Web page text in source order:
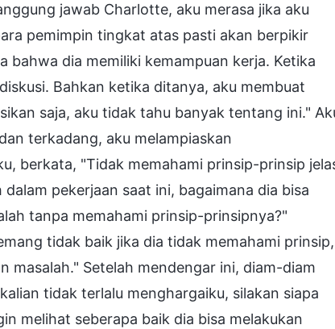
jawab Charlotte, aku merasa jika aku
pemimpin tingkat atas pasti akan berpikir
dia memiliki kemampuan kerja. Ketika
Bahkan ketika ditanya, aku membuat
saja, aku tidak tahu banyak tentang ini."
terkadang, aku melampiaskan
berkata, "Tidak memahami prinsip-prinsip
pekerjaan saat ini, bagaimana dia bisa
tanpa memahami prinsip-prinsipnya?"
tidak baik jika dia tidak memahami prinsip,
masalah." Setelah mendengar ini, diam-diam
tidak terlalu menghargaiku, silakan siapa
melihat seberapa baik dia bisa melakukan